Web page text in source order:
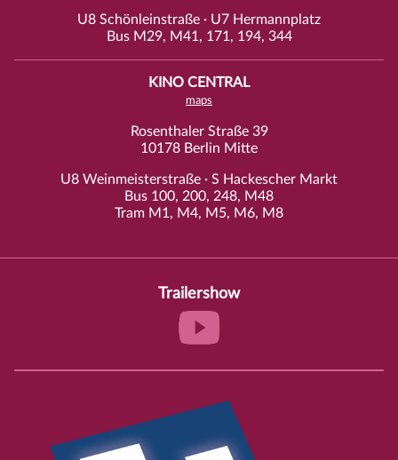
U8 Schönleinstraße · U7 Hermannplatz
Bus M29, M41, 171, 194, 344
KINO CENTRAL
maps
Rosenthaler Straße 39
10178 Berlin Mitte
U8 Weinmeisterstraße · S Hackescher Markt
Bus 100, 200, 248, M48
Tram M1, M4, M5, M6, M8
Trailershow